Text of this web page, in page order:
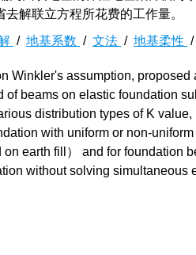
解联立方程所花费的工作量。
/ 地基系数 / 文法 / 地基柔性 /
Winkler's assumption,
of beams on elastic foundation
distribution types of K
with uniform or non-
earth fill） and for foundation
without solving simultaneous